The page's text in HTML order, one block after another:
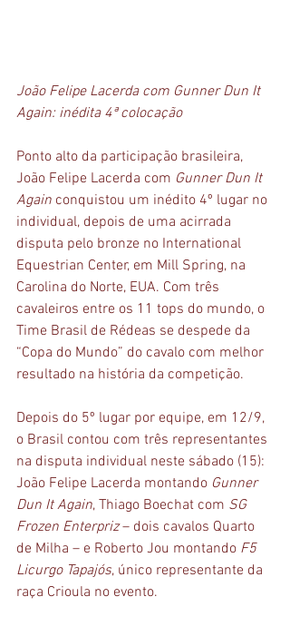
João Felipe Lacerda com Gunner Dun It
Again: inédita 4ª colocação
Ponto alto da participação brasileira,
João Felipe Lacerda com Gunner Dun It
Again conquistou um inédito 4º lugar no
individual, depois de uma acirrada
disputa pelo bronze no International
Equestrian Center, em Mill Spring, na
Carolina do Norte, EUA. Com três
cavaleiros entre os 11 tops do mundo, o
Time Brasil de Rédeas se despede da
“Copa do Mundo” do cavalo com melhor
resultado na história da competição.
Depois do 5º lugar por equipe, em 12/9,
o Brasil contou com três representantes
na disputa individual neste sábado (15):
João Felipe Lacerda montando Gunner
Dun It Again, Thiago Boechat com SG
Frozen Enterpriz – dois cavalos Quarto
de Milha – e Roberto Jou montando F5
Licurgo Tapajós, único representante da
raça Crioula no evento.